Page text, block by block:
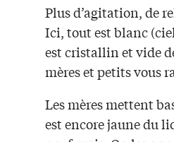
Plus d’agitation, de
Ici, tout est blanc
est cristallin et vide
mères et petits vous
Les mères mettent
est encore jaune du